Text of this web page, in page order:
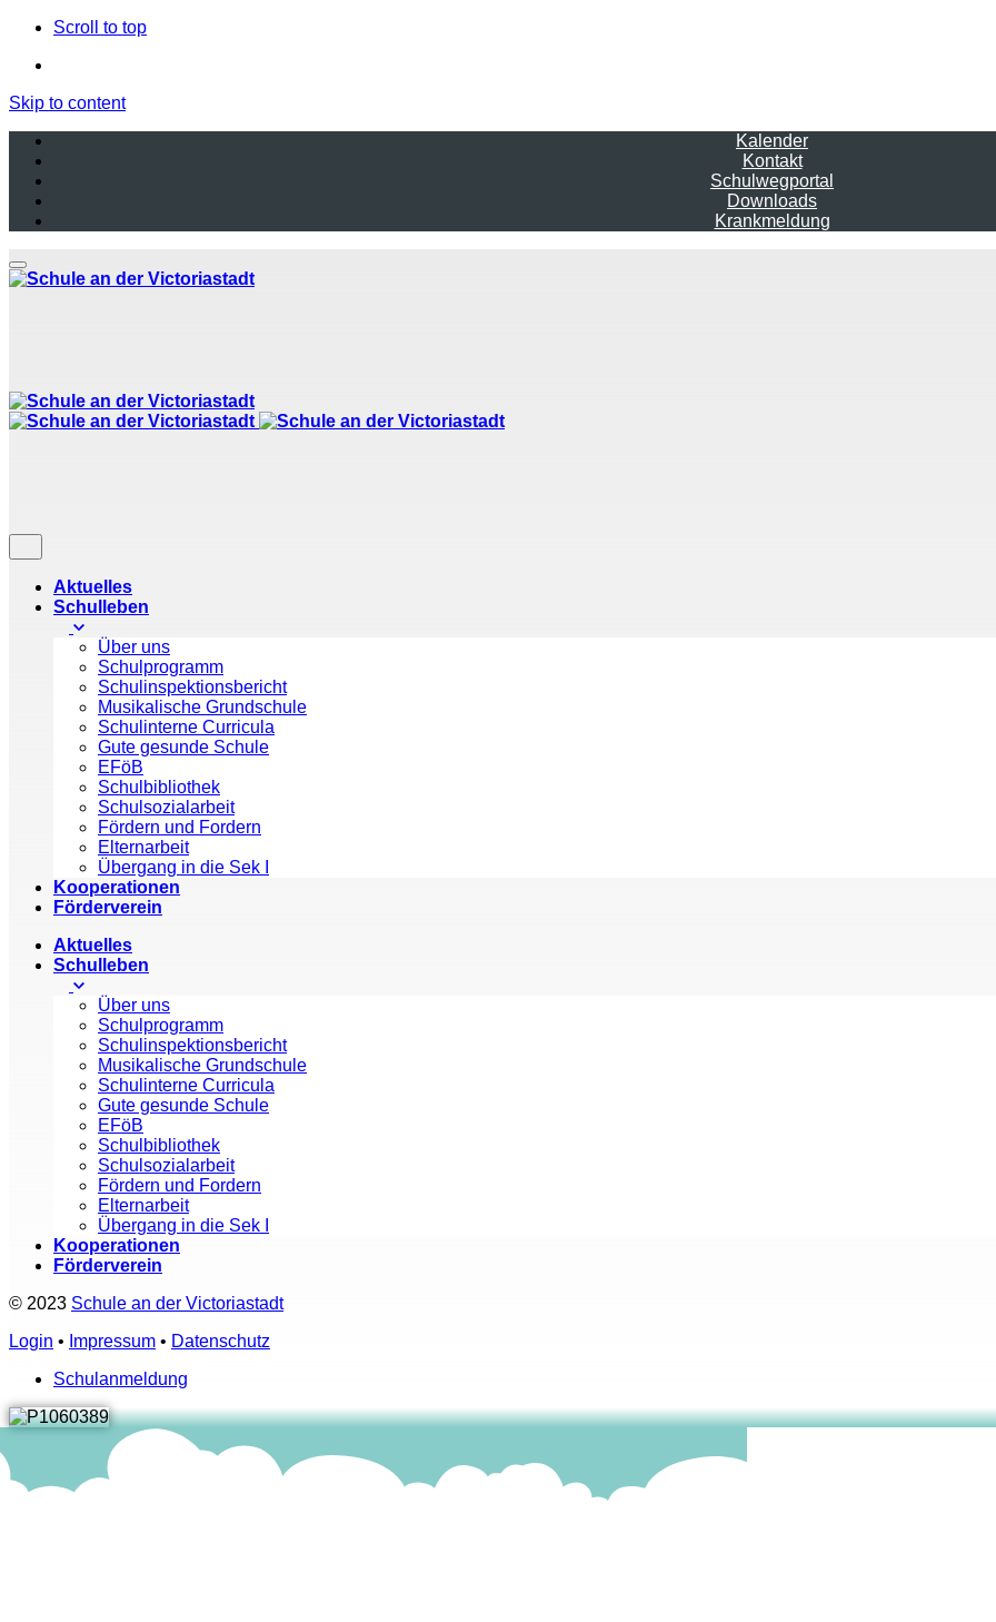
springen
Scroll to top
Skip to content
Kalender
Kontakt
Schulwegportal
Downloads
Krankmeldung
Aktuelles
Schulleben
Über uns
Schulprogramm
Schulinspektionsbericht
Musikalische Grundschule
Schulinterne Curricula
Gute gesunde Schule
EFöB
Schulbibliothek
Schulsozialarbeit
Fördern und Fordern
Elternarbeit
Übergang in die Sek I
Kooperationen
Förderverein
Aktuelles
Schulleben
Über uns
Schulprogramm
Schulinspektionsbericht
Musikalische Grundschule
Schulinterne Curricula
Gute gesunde Schule
EFöB
Schulbibliothek
Schulsozialarbeit
Fördern und Fordern
Elternarbeit
Übergang in die Sek I
Kooperationen
Förderverein
© 2023 Schule an der Victoriastadt
Login • Impressum • Datenschutz
Schulanmeldung